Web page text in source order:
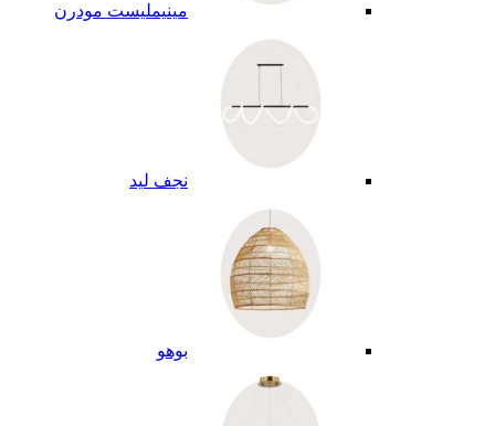
مينيمليست مودرن
نجف ليد
بوهو